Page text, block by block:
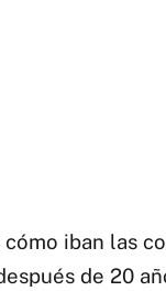
cómo iban las
de 20